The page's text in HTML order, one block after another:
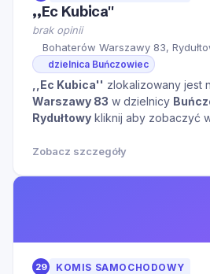
,,Ec Kubica''
brak opinii
Bohaterów Warszawy 83,
dzielnica Buńczowiec
,,Ec Kubica'' zlokalizowany jest
Warszawy 83 w dzielnicy
Rydułtowy kliknij aby zobaczyć
Zobacz szczegóły
29 KOMIS SAMOCHODOWY